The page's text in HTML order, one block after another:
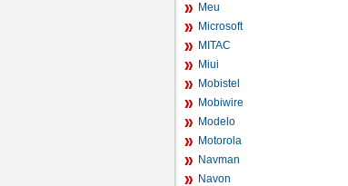
Meu
Microsoft
MITAC
Miui
Mobistel
Mobiwire
Modelo
Motorola
Navman
Navon